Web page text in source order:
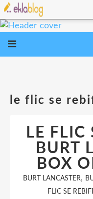
le flic se
LE FLIC
BURT
BOX
BURT LANCASTER,
FLIC SE